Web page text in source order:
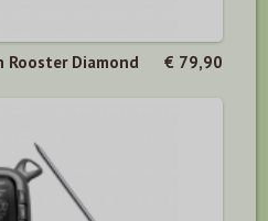
Diamond € 79,90